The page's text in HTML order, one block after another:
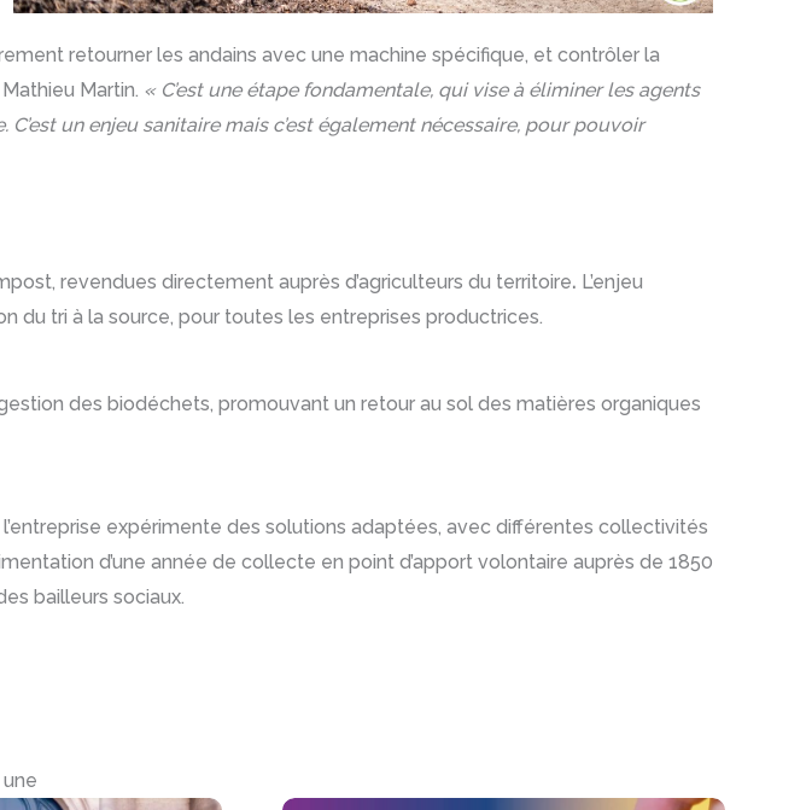
retourner les andains avec une machine spécifique, et contrôler la
Martin. « C’est une étape fondamentale, qui vise à éliminer les agents
un enjeu sanitaire mais c’est également nécessaire, pour pouvoir
revendues directement auprès d’agriculteurs du territoire. L’enjeu
du tri à la source, pour toutes les entreprises productrices.
des biodéchets, promouvant un retour au sol des matières organiques
expérimente des solutions adaptées, avec différentes collectivités
d’une année de collecte en point d’apport volontaire auprès de 1850
bailleurs sociaux.